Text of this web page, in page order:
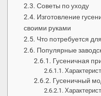
Советы по уходу
Изготовление
своими руками
Что потребуется
Популярные
Гусеничная
Гусеничный